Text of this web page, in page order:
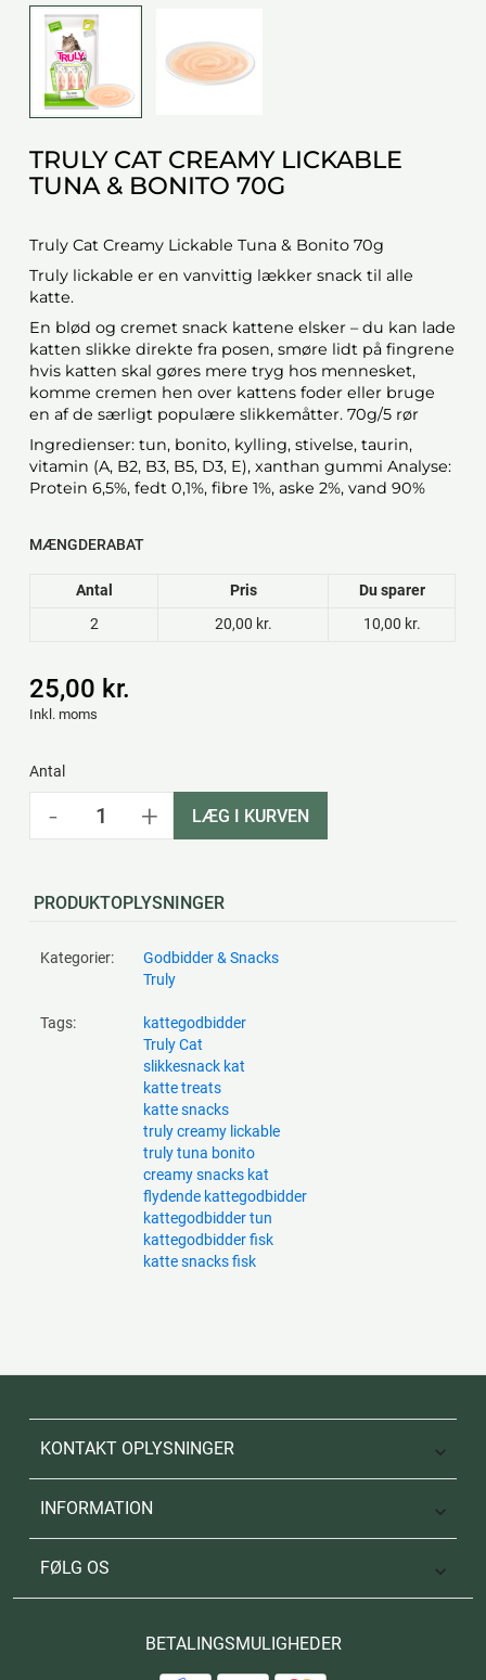
TRULY CAT CREAMY LICKABLE
TUNA & BONITO 70G
Truly Cat Creamy Lickable Tuna & Bonito 70g
Truly lickable er en vanvittig lækker snack til alle
katte.
En blød og cremet snack kattene elsker – du kan lade
katten slikke direkte fra posen, smøre lidt på fingrene
hvis katten skal gøres mere tryg hos mennesket,
komme cremen hen over kattens foder eller bruge
en af de særligt populære slikkemåtter. 70g/5 rør
Ingredienser: tun, bonito, kylling, stivelse, taurin,
vitamin (A, B2, B3, B5, D3, E), xanthan gummi Analyse:
Protein 6,5%, fedt 0,1%, fibre 1%, aske 2%, vand 90%
MÆNGDERABAT
Antal Pris
Du sparer
2
20,00 kr. 10,00 kr.
25,00 kr.
Inkl. moms
Antal
- + LÆG I KURVEN
PRODUKTOPLYSNINGER
Kategorier:
Godbidder & Snacks
Truly
Tags:
kattegodbidder
Truly Cat
slikkesnack kat
katte treats
katte snacks
truly creamy lickable
truly tuna bonito
creamy snacks kat
flydende kattegodbidder
kattegodbidder tun
kattegodbidder fisk
katte snacks fisk
KONTAKT OPLYSNINGER 
INFORMATION 
FØLG OS 
BETALINGSMULIGHEDER